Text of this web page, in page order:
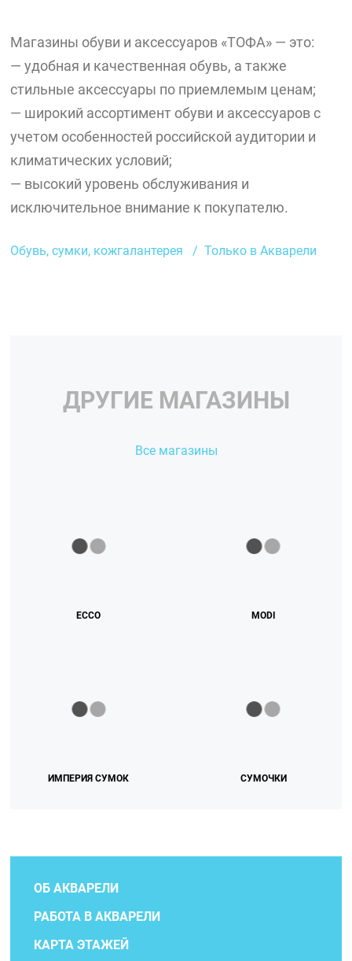
Магазины обуви и аксессуаров «ТОФА» — это:
— удобная и качественная обувь, а также
стильные аксессуары по приемлемым ценам;
— широкий ассортимент обуви и аксессуаров с
учетом особенностей российской аудитории и
климатических условий;
— высокий уровень обслуживания и
исключительное внимание к покупателю.
Обувь, сумки, кожгалантерея Только в Акварели
ДРУГИЕ МАГАЗИНЫ
Все магазины
ECCO MODI
ИМПЕРИЯ СУМОК СУМОЧКИ
ОБ АКВАРЕЛИ
РАБОТА В АКВАРЕЛИ
КАРТА ЭТАЖЕЙ